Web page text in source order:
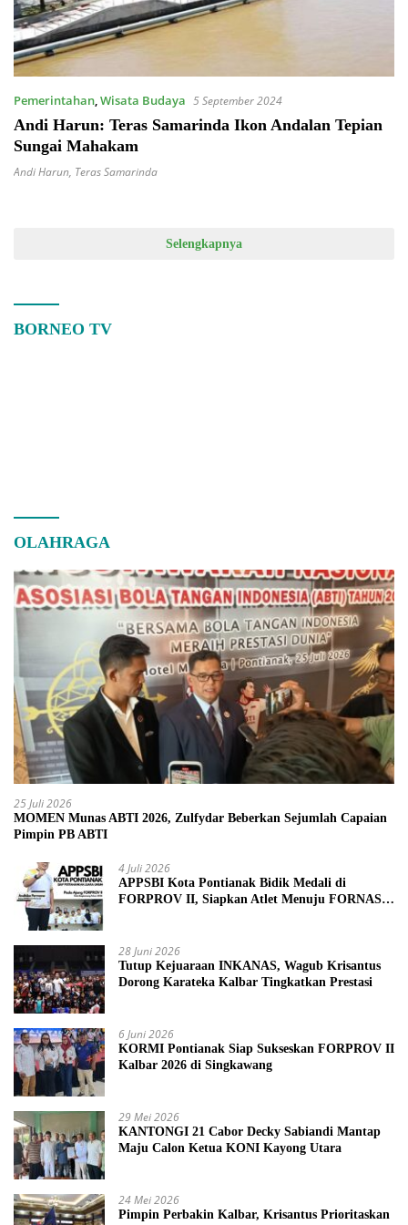
Pemerintahan,Wisata Budaya 5 September 2024
Andi Harun: Teras Samarinda Ikon Andalan Tepian
Sungai Mahakam
Andi Harun, Teras Samarinda
Selengkapnya
BORNEO TV
OLAHRAGA
25 Juli 2026
MOMEN Munas ABTI 2026, Zulfydar Beberkan Sejumlah Capaian
Pimpin PB ABTI
4 Juli 2026
APPSBI Kota Pontianak Bidik Medali di
FORPROV II, Siapkan Atlet Menuju FORNAS
28 Juni 2026
Tutup Kejuaraan INKANAS, Wagub Krisantus
Dorong Karateka Kalbar Tingkatkan Prestasi
6 Juni 2026
KORMI Pontianak Siap Sukseskan FORPROV II
Kalbar 2026 di Singkawang
29 Mei 2026
KANTONGI 21 Cabor Decky Sabiandi Mantap
Maju Calon Ketua KONI Kayong Utara
24 Mei 2026
Pimpin Perbakin Kalbar, Krisantus Prioritaskan